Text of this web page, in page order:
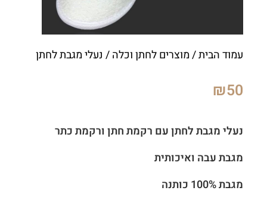
עמוד הבית/מוצרים לחתן וכלה/ נעלי מגבת לחתן
₪50
נעלי מגבת לחתן עם רקמת חתן ורקמת כתר
מגבת עבה ואיכותית
מגבת 100% כותנה